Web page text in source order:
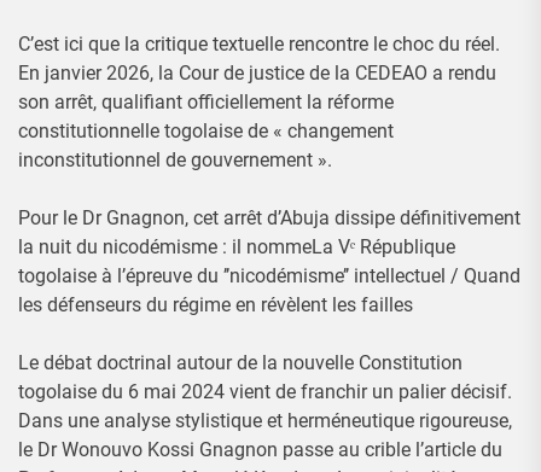
C’est ici que la critique textuelle rencontre le choc du réel.
En janvier 2026, la Cour de justice de la CEDEAO a rendu
son arrêt, qualifiant officiellement la réforme
constitutionnelle togolaise de « changement
inconstitutionnel de gouvernement ».
Pour le Dr Gnagnon, cet arrêt d’Abuja dissipe définitivement
la nuit du nicodémisme : il nommeLa Vᵉ République
togolaise à l’épreuve du ’’nicodémisme’’ intellectuel / Quand
les défenseurs du régime en révèlent les failles
Le débat doctrinal autour de la nouvelle Constitution
togolaise du 6 mai 2024 vient de franchir un palier décisif.
Dans une analyse stylistique et herméneutique rigoureuse,
le Dr Wonouvo Kossi Gnagnon passe au crible l’article du